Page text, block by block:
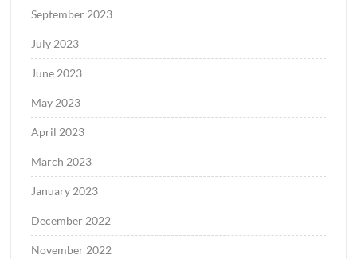
September 2023
July 2023
June 2023
May 2023
April 2023
March 2023
January 2023
December 2022
November 2022